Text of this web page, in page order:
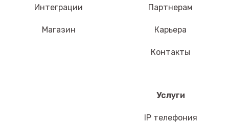
Интеграции
Магазин
Партнерам
Карьера
Контакты
Услуги
IP телефония